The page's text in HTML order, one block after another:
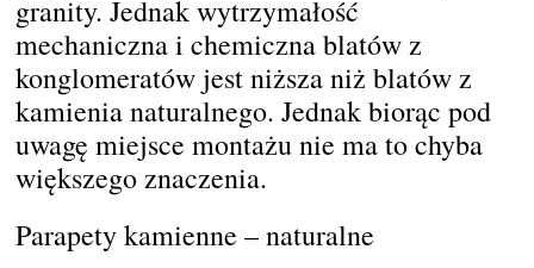
granity. Jednak wytrzymałość
mechaniczna i chemiczna blatów z
konglomeratów jest niższa niż blatów z
kamienia naturalnego. Jednak biorąc pod
uwagę miejsce montażu nie ma to chyba
większego znaczenia.
Parapety kamienne – naturalne